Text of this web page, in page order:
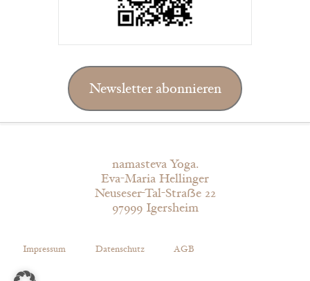
Newsletter abonnieren
namasteva Yoga.
Eva-Maria Hellinger
Neuseser-Tal-Straẞe 22
97999 Igersheim
Impressum Datenschutz AGB